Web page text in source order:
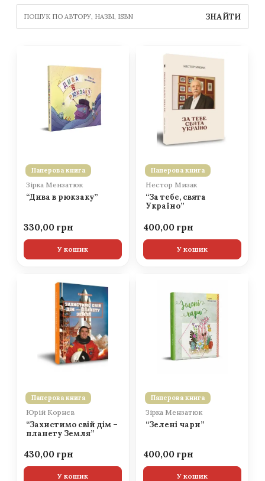
ЗНАЙТИ
Паперова книга
Зірка Мензатюк
“Дива в рюкзаку”
330,00
У кошик
Паперова книга
Нестор Мизак
“За тебе, свята
Україно”
400,00
У кошик
Паперова книга
Юрій Корнєв
“Захистимо свій дім –
планету Земля”
430,00
У кошик
Паперова книга
Зірка Мензатюк
“Зелені чари”
400,00
У кошик